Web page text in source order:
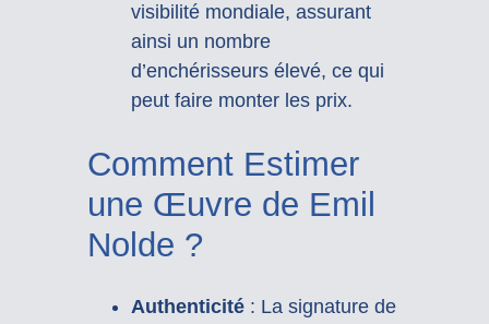
visibilité mondiale, assurant
ainsi un nombre
d’enchérisseurs élevé, ce qui
peut faire monter les prix.
Comment Estimer
une Œuvre de Emil
Nolde ?
Authenticité: La signature de